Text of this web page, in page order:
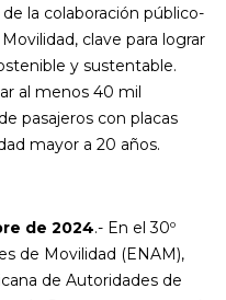
la colaboración público-
clave para lograr
y sustentable.
al menos 40 mil
pasajeros con placas
mayor a 20 años.
de 2024.- En el 30º
de Movilidad (ENAM),
de Autoridades de